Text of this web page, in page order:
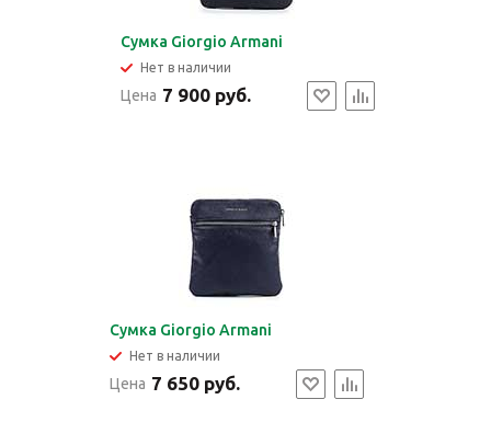
Сумка Giorgio Armani
Нет в наличии
Цена 7 900 руб.
Сумка Giorgio Armani
Нет в наличии
Цена 7 650 руб.